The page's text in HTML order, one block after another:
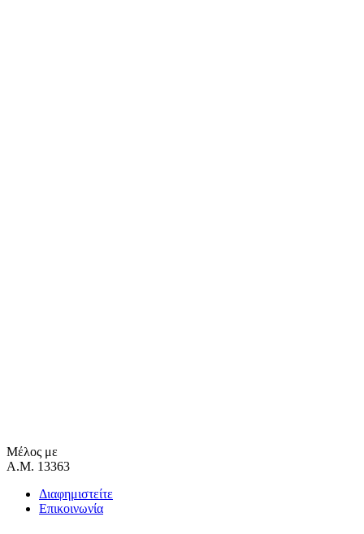
Μέλος με
Α.Μ. 13363
Διαφημιστείτε
Επικοινωνία